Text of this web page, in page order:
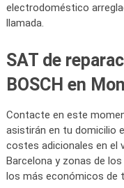
electrodoméstico
llamada.
SAT de
BOSCH en
Contacte en este
asistirán en tu domicilio
costes adicionales en el
Barcelona y zonas de
los más económicos de